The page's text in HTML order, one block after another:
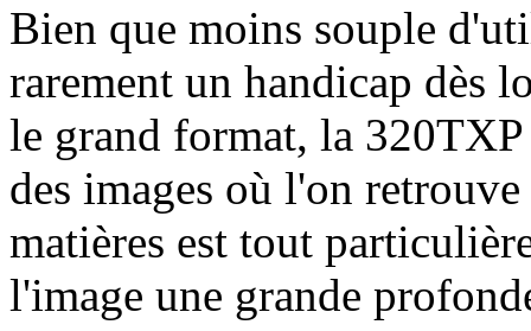
Bien que moins souple
rarement un handicap dès
le grand format, la
des images où l'on
matières est tout
l'image une grande